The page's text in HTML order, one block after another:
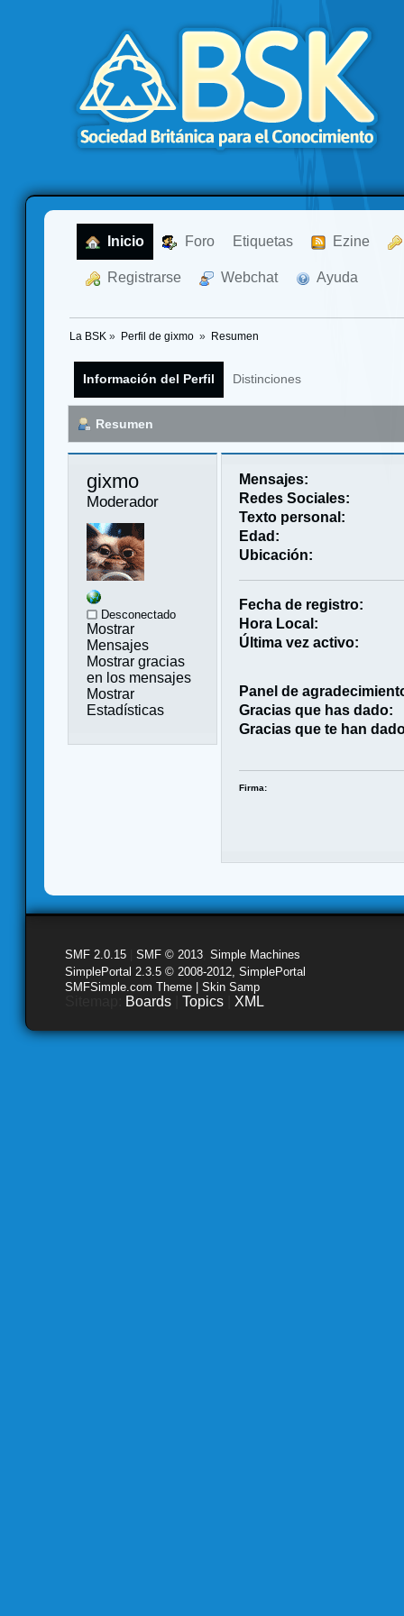
Inicio Foro Etiquetas Ezine
Registrarse Webchat Ayuda
La BSK » Perfil de gixmo » Resumen
Información del Perfil Distinciones
Resumen
gixmo
Moderador
Desconectado
Mostrar
Mensajes
Mostrar gracias
en los mensajes
Mostrar
Estadísticas
Mensajes:
Redes Sociales:
Texto personal:
Edad:
Ubicación:
Fecha de registro:
Hora Local:
Última vez activo:
Panel de
Gracias que has dado:
Gracias que te han
Firma:
SMF 2.0.15 SMF © 2013 Simple Machines
SimplePortal 2.3.5 © 2008-2012, SimplePortal
SMFSimple.com Theme | Skin Samp
Boards Topics XML